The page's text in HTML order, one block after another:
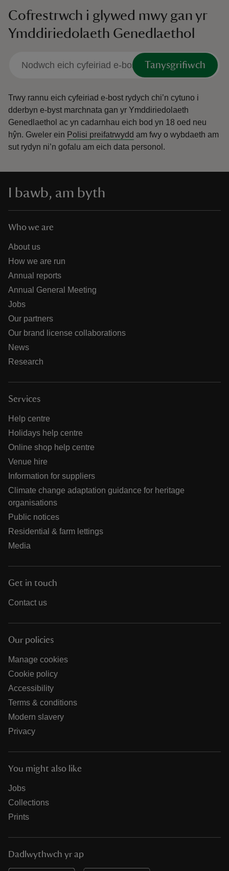
Cofrestrwch i glywed mwy gan yr
Ymddiriedolaeth Genedlaethol
Tanysgrifiwch
Trwy rannu eich cyfeiriad e-bost rydych chi’n cytuno i
dderbyn e-byst marchnata gan yr Ymddiriedolaeth
Genedlaethol ac yn cadarnhau eich bod yn 18 oed neu
hŷn. Gweler ein Polisi preifatrwydd am fwy o wybdaeth am
sut rydyn ni’n gofalu am eich data personol.
I bawb, am byth
Who we are
About us
How we are run
Annual reports
Annual General Meeting
Jobs
Our partners
Our brand license collaborations
News
Research
Services
Help centre
Holidays help centre
Online shop help centre
Venue hire
Information for suppliers
Climate change adaptation guidance for heritage
organisations
Public notices
Residential & farm lettings
Media
Get in touch
Contact us
Our policies
Manage cookies
Cookie policy
Accessibility
Terms & conditions
Modern slavery
Privacy
You might also like
Jobs
Collections
Prints
Dadlwythwch yr ap